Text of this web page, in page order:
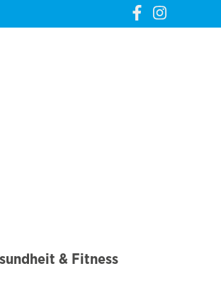
& Fitness